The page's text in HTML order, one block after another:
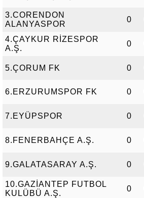
3.CORENDON
ALANYASPOR
0
4.ÇAYKUR RİZESPOR
A.Ş.
0
5.ÇORUM FK 0
6.ERZURUMSPOR FK 0
7.EYÜPSPOR 0
8.FENERBAHÇE A.Ş. 0
9.GALATASARAY A.Ş. 0
10.GAZİANTEP FUTBOL
KULÜBÜ A.Ş.
0